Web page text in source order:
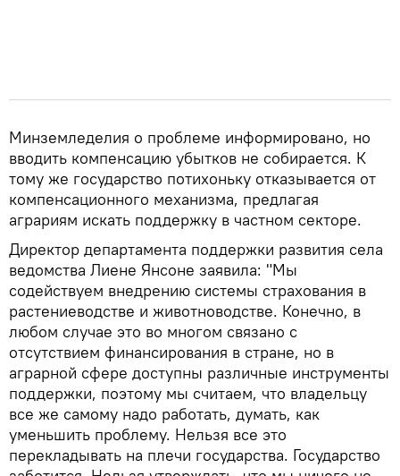
Минземледелия о проблеме информировано, но
вводить компенсацию убытков не собирается. К
тому же государство потихоньку отказывается от
компенсационного механизма, предлагая
аграриям искать поддержку в частном секторе.
Директор департамента поддержки развития села
ведомства Лиене Янсоне заявила: "Мы
содействуем внедрению системы страхования в
растениеводстве и животноводстве. Конечно, в
любом случае это во многом связано с
отсутствием финансирования в стране, но в
аграрной сфере доступны различные инструменты
поддержки, поэтому мы считаем, что владельцу
все же самому надо работать, думать, как
уменьшить проблему. Нельзя все это
перекладывать на плечи государства. Государство